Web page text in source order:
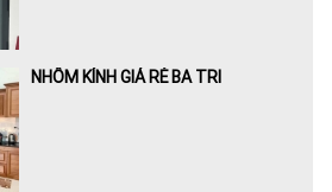
NHÔM KÍNH GIÁ RẺ BA TRI